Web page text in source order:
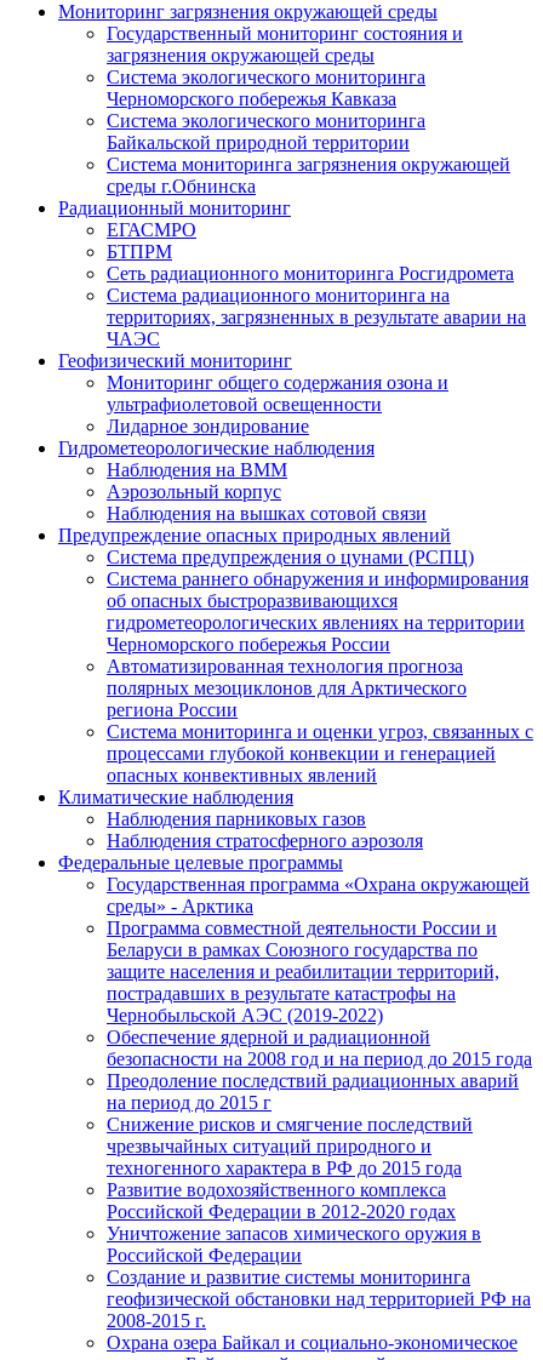
Мониторинг загрязнения окружающей среды
Государственный мониторинг состояния и
загрязнения окружающей среды
Система экологического мониторинга
Черноморского побережья Кавказа
Система экологического мониторинга
Байкальской природной территории
Система мониторинга загрязнения окружающей
среды г.Обнинска
Радиационный мониторинг
ЕГАСМРО
БТПРМ
Сеть радиационного мониторинга Росгидромета
Система радиационного мониторинга на
территориях, загрязненных в результате аварии на
ЧАЭС
Геофизический мониторинг
Мониторинг общего содержания озона и
ультрафиолетовой освещенности
Лидарное зондирование
Гидрометеорологические наблюдения
Наблюдения на ВММ
Аэрозольный корпус
Наблюдения на вышках сотовой связи
Предупреждение опасных природных явлений
Система предупреждения о цунами (РСПЦ)
Система раннего обнаружения и информирования
об опасных быстроразвивающихся
гидрометеорологических явлениях на территории
Черноморского побережья России
Автоматизированная технология прогноза
полярных мезоциклонов для Арктического
региона России
Система мониторинга и оценки угроз, связанных с
процессами глубокой конвекции и генерацией
опасных конвективных явлений
Климатические наблюдения
Наблюдения парниковых газов
Наблюдения стратосферного аэрозоля
Федеральные целевые программы
Государственная программа «Охрана окружающей
среды» - Арктика
Программа совместной деятельности России и
Беларуси в рамках Союзного государства по
защите населения и реабилитации территорий,
пострадавших в результате катастрофы на
Чернобыльской АЭС (2019-2022)
Обеспечение ядерной и радиационной
безопасности на 2008 год и на период до 2015 года
Преодоление последствий радиационных аварий
на период до 2015 г
Снижение рисков и смягчение последствий
чрезвычайных ситуаций природного и
техногенного характера в РФ до 2015 года
Развитие водохозяйственного комплекса
Российской Федерации в 2012-2020 годах
Уничтожение запасов химического оружия в
Российской Федерации
Создание и развитие системы мониторинга
геофизической обстановки над территорией РФ на
2008-2015 г.
Охрана озера Байкал и социально-экономическое